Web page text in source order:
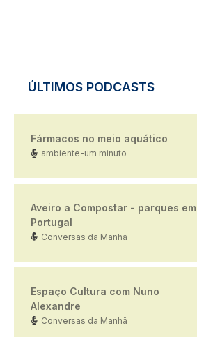
ÚLTIMOS PODCASTS
Fármacos no meio aquático
ambiente-um minuto
Aveiro a Compostar - parques em
Portugal
Conversas da Manhã
Espaço Cultura com Nuno
Alexandre
Conversas da Manhã